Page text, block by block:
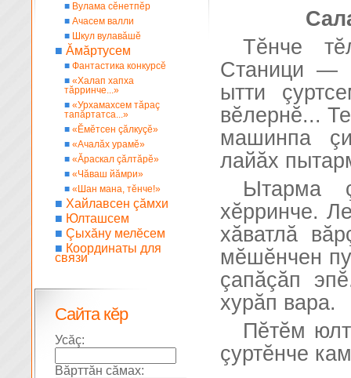
Тĕнче
Станици —
ытти
вĕлернĕ...
машинпа
лайăх
Ытарма
хĕрринче.
хăватлă
мĕшĕнчен
çапăçăп
хурăп вара.
Пĕтĕм
çуртĕнче
■ Вулама сĕнетпĕр
■ Ачасем валли
■ Шкул вулавăшĕ
■ Ăмăртусем
■ Фантастика конкурсĕ
■ «Халап хапха
тăрринче...»
■ «Урхамахсем тăраç
тапăртатса...»
■ «Ĕмĕтсен çăлкуçĕ»
■ «Ачалăх урамĕ»
■ «Ăраскал çăлтăрĕ»
■ «Чăваш йăмри»
■ «Шан мана, тĕнче!»
■ Хайлавсен çăмхи
■ Юлташсем
■ Çыхăну мелĕсем
■ Координаты для
связи
Сайта кĕр
Усăç:
Вăрттăн сăмах: